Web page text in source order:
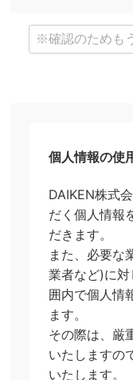
個人情報の使
DAIKEN株式
だく個人情報
だきます。
また、必要な
業者など)に
囲内で個人情
ます。
その際は、厳
いたしますの
いたします。